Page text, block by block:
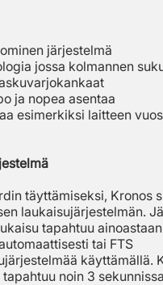
järjestelmä
jossa kolmannen
ja nopea asentaa
esimerkiksi laitteen
täyttämiseksi, Kronos
laukaisujärjestelmän.
tapahtuu
tai FTS
käyttämällä.
noin 3